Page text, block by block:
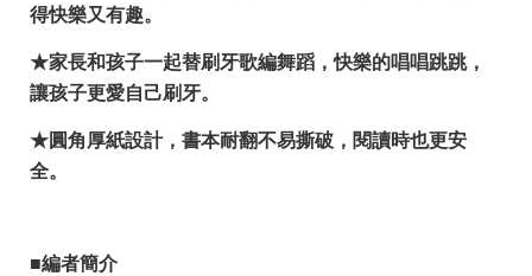
得快樂又有趣。
★家長和孩子一起替刷牙歌編舞蹈，快樂的唱唱跳跳，
讓孩子更愛自己刷牙。
★圓角厚紙設計，書本耐翻不易撕破，閱讀時也更安
全。
■編者簡介